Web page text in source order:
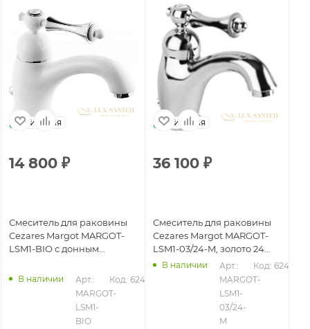
Италия
14 800 ₽
Смеситель для раковины
Cezares Margot MARGOT-
LSM1-BIO с донным
В наличии
Арт.:
MARGOT-
LSM1-
BIO
Код: 62433
Италия
36 100 ₽
Смеситель для раковины
Cezares Margot MARGOT-
LSM1-03/24-M, золото 24
карата
В наличии
Арт.:
MARGOT-
LSM1-
03/24-
M
Код: 62426